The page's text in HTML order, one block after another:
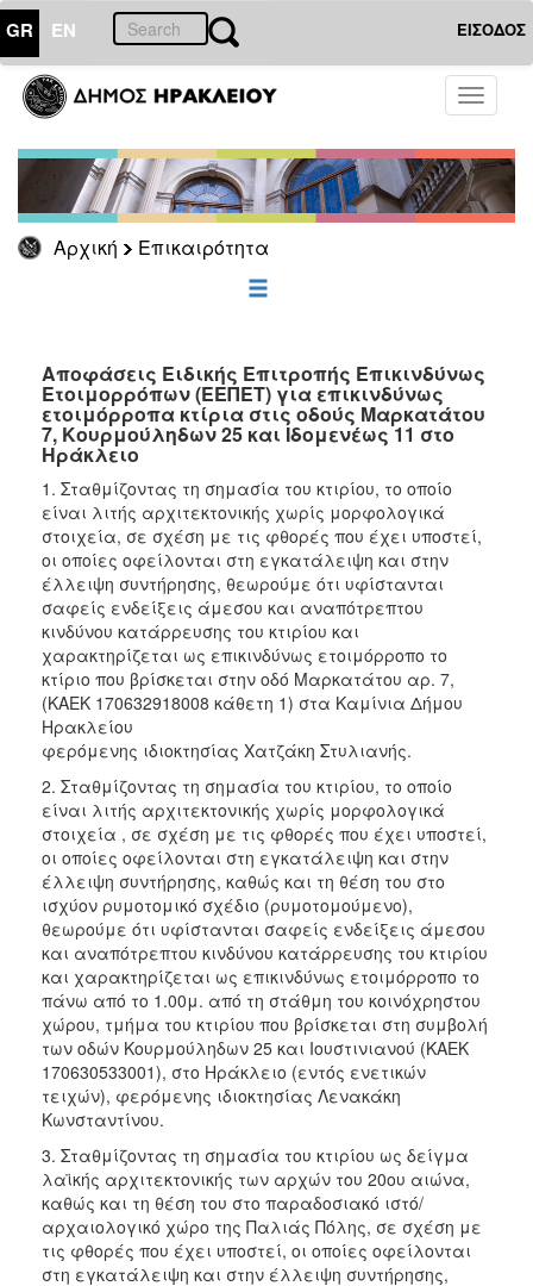
GR EN ΕΙΣΟΔΟΣ
Toggle
Αρχική Επικαιρότητα
ΕΠΙΚΑΙΡΟΤΗΤΑ
Αρχείο
ΗΡΑΚΛΕΙΟ
Αποφάσεις Ειδικής Επιτροπής Επικινδύνως
Ετοιμορρόπων (ΕΕΠΕΤ) για επικινδύνως
ετοιμόρροπα κτίρια στις οδούς Μαρκατάτου
7, Κουρμούληδων 25 και Ιδομενέως 11 στο
Ηράκλειο
1. Σταθμίζοντας τη σημασία του κτιρίου, το οποίο
είναι λιτής αρχιτεκτονικής χωρίς μορφολογικά
στοιχεία, σε σχέση με τις φθορές που έχει υποστεί,
οι οποίες οφείλονται στη εγκατάλειψη και στην
έλλειψη συντήρησης, θεωρούμε ότι υφίστανται
σαφείς ενδείξεις άμεσου και αναπότρεπτου
κινδύνου κατάρρευσης του κτιρίου και
χαρακτηρίζεται ως επικινδύνως ετοιμόρροπο το
κτίριο που βρίσκεται στην οδό Μαρκατάτου αρ. 7,
(ΚΑΕΚ 170632918008 κάθετη 1) στα Καμίνια Δήμου
Ηρακλείου
φερόμενης ιδιοκτησίας Χατζάκη Στυλιανής.
2. Σταθμίζοντας τη σημασία του κτιρίου, το οποίο
είναι λιτής αρχιτεκτονικής χωρίς μορφολογικά
στοιχεία , σε σχέση με τις φθορές που έχει υποστεί,
οι οποίες οφείλονται στη εγκατάλειψη και στην
έλλειψη συντήρησης, καθώς και τη θέση του στο
ισχύον ρυμοτομικό σχέδιο (ρυμοτομούμενο),
θεωρούμε ότι υφίστανται σαφείς ενδείξεις άμεσου
και αναπότρεπτου κινδύνου κατάρρευσης του κτιρίου
και χαρακτηρίζεται ως επικινδύνως ετοιμόρροπο το
πάνω από το 1.00μ. από τη στάθμη του κοινόχρηστου
χώρου, τμήμα του κτιρίου που βρίσκεται στη συμβολή
των οδών Κουρμούληδων 25 και Ιουστινιανού (ΚΑΕΚ
170630533001), στο Ηράκλειο (εντός ενετικών
τειχών), φερόμενης ιδιοκτησίας Λενακάκη
Κωνσταντίνου.
3. Σταθμίζοντας τη σημασία του κτιρίου ως δείγμα
λαϊκής αρχιτεκτονικής των αρχών του 20ου αιώνα,
καθώς και τη θέση του στο παραδοσιακό ιστό/
αρχαιολογικό χώρο της Παλιάς Πόλης, σε σχέση με
τις φθορές που έχει υποστεί, οι οποίες οφείλονται
στη εγκατάλειψη και στην έλλειψη συντήρησης,